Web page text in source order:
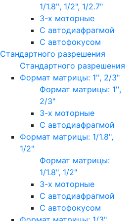
1/1.8'', 1/2", 1/2.7"
3-х моторные
С автодиафрагмой
С автофокусом
Стандартного разрешения
Стандартного разрешения
Формат матрицы: 1'', 2/3"
Формат матрицы: 1'',
2/3"
3-х моторные
С автодиафрагмой
Формат матрицы: 1/1.8",
1/2"
Формат матрицы:
1/1.8", 1/2"
3-х моторные
С автодиафрагмой
С автофокусом